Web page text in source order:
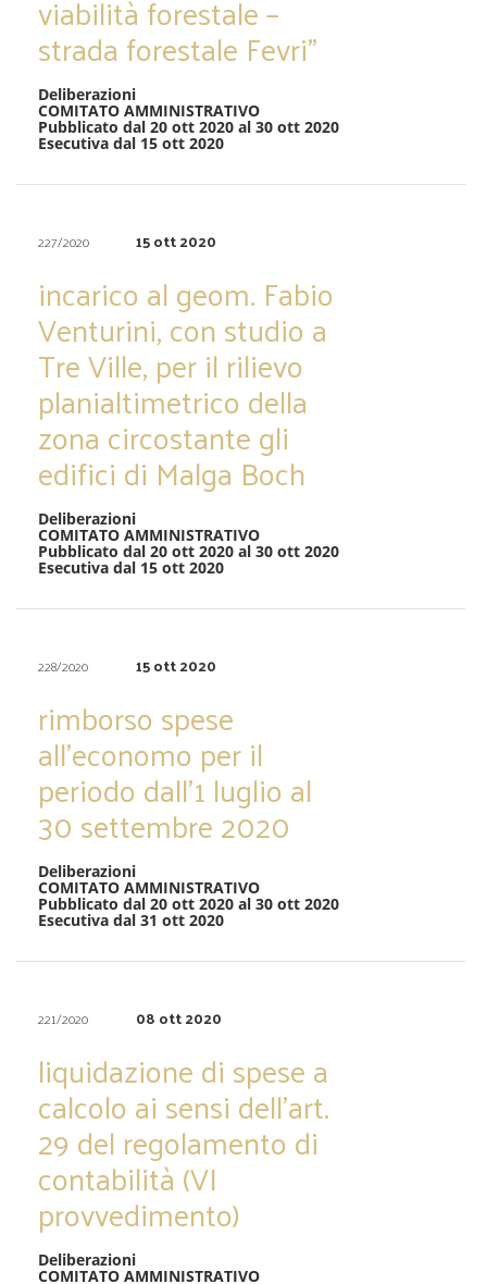
viabilità forestale –
strada forestale Fevri”
Deliberazioni
COMITATO AMMINISTRATIVO
Pubblicato dal 20 ott 2020 al 30 ott 2020
Esecutiva dal 15 ott 2020
227/2020 15 ott 2020
incarico al geom. Fabio
Venturini, con studio a
Tre Ville, per il rilievo
planialtimetrico della
zona circostante gli
edifici di Malga Boch
Deliberazioni
COMITATO AMMINISTRATIVO
Pubblicato dal 20 ott 2020 al 30 ott 2020
Esecutiva dal 15 ott 2020
228/2020 15 ott 2020
rimborso spese
all’economo per il
periodo dall’1 luglio al
30 settembre 2020
Deliberazioni
COMITATO AMMINISTRATIVO
Pubblicato dal 20 ott 2020 al 30 ott 2020
Esecutiva dal 31 ott 2020
221/2020 08 ott 2020
liquidazione di spese a
calcolo ai sensi dell’art.
29 del regolamento di
contabilità (VI
provvedimento)
Deliberazioni
COMITATO AMMINISTRATIVO